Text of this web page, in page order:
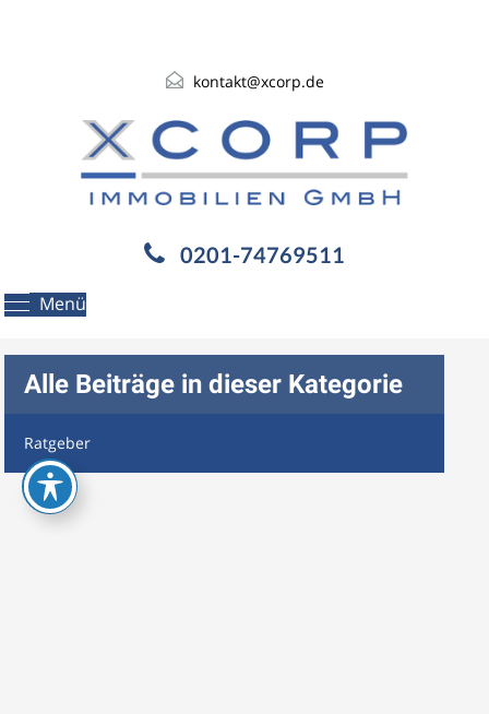
kontakt@xcorp.de
Menü
0201-74769511
Alle Beiträge in dieser Kategorie
Ratgeber